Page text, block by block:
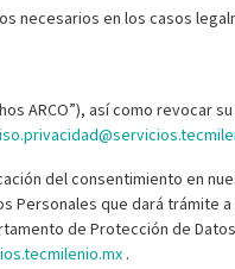
necesarios en los casos
ARCO”), así como revocar
del consentimiento en
Personales que dará trámite
de Protección de
.